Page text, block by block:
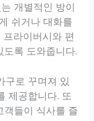
개별적인 방이
쉬거나 대화를
라이버시와 편
록 도와줍니다.
구로 꾸며져 있
제공합니다. 또
객들이 식사를 즐